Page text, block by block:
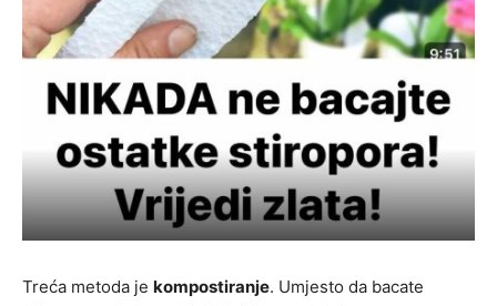
Treća metoda je kompostiranje. Umjesto da bacate